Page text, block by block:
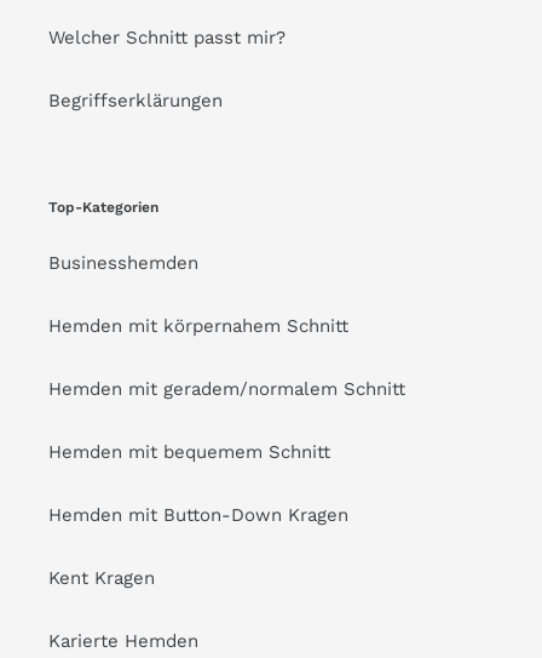
Welcher Schnitt passt mir?
Begriffserklärungen
Top-Kategorien
Businesshemden
Hemden mit körpernahem Schnitt
Hemden mit geradem/normalem Schnitt
Hemden mit bequemem Schnitt
Hemden mit Button-Down Kragen
Kent Kragen
Karierte Hemden